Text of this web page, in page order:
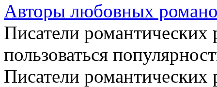
Авторы любовных
Писатели
пользоваться
Писатели романтических